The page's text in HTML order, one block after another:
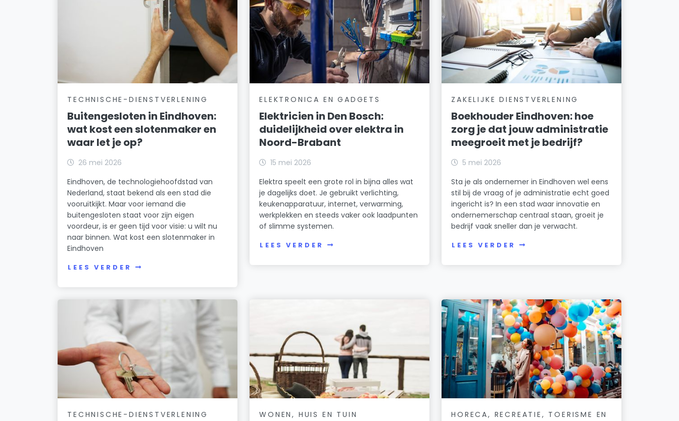
TECHNISCHE-DIENSTVERLENING
Buitengesloten in Eindhoven:
wat kost een slotenmaker en
waar let je op?
26 mei 2026
Eindhoven, de technologiehoofdstad van
Nederland, staat bekend als een stad die
vooruitkijkt. Maar voor iemand die
buitengesloten staat voor zijn eigen
voordeur, is er geen tijd voor visie: u wilt nu
naar binnen. Wat kost een slotenmaker in
Eindhoven
LEES VERDER
ELEKTRONICA EN GADGETS
Elektricien in Den Bosch:
duidelijkheid over elektra in
Noord-Brabant
15 mei 2026
Elektra speelt een grote rol in bijna alles wat
je dagelijks doet. Je gebruikt verlichting,
keukenapparatuur, internet, verwarming,
werkplekken en steeds vaker ook laadpunten
of slimme systemen.
LEES VERDER
ZAKELIJKE DIENSTVERLENING
Boekhouder Eindhoven: hoe
zorg je dat jouw administratie
meegroeit met je bedrijf?
5 mei 2026
Sta je als ondernemer in Eindhoven wel eens
stil bij de vraag of je administratie echt goed
ingericht is? In een stad waar innovatie en
ondernemerschap centraal staan, groeit je
bedrijf vaak sneller dan je verwacht.
LEES VERDER
TECHNISCHE-DIENSTVERLENING WONEN, HUIS EN TUIN
HORECA, RECREATIE, TOERISME EN